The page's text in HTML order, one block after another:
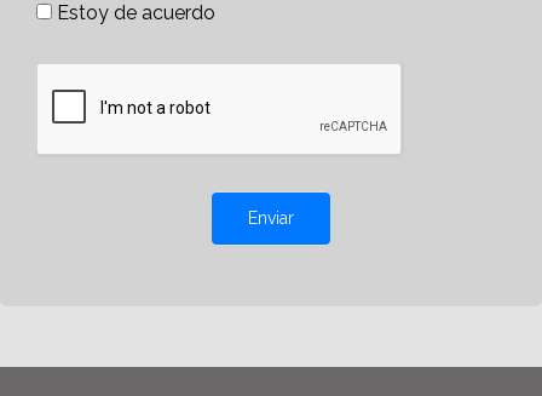
Estoy de acuerdo
Enviar